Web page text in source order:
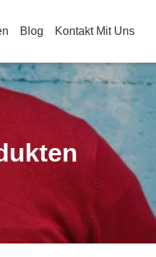
Blog Kontakt Mit Uns